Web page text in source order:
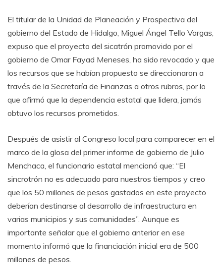
El titular de la Unidad de Planeación y Prospectiva del
gobierno del Estado de Hidalgo, Miguel Ángel Tello Vargas,
expuso que el proyecto del sicatrón promovido por el
gobierno de Omar Fayad Meneses, ha sido revocado y que
los recursos que se habían propuesto se direccionaron a
través de la Secretaría de Finanzas a otros rubros, por lo
que afirmó que la dependencia estatal que lidera, jamás
obtuvo los recursos prometidos.
Después de asistir al Congreso local para comparecer en el
marco de la glosa del primer informe de gobierno de Julio
Menchaca, el funcionario estatal mencionó que: “El
sincrotrón no es adecuado para nuestros tiempos y creo
que los 50 millones de pesos gastados en este proyecto
deberían destinarse al desarrollo de infraestructura en
varias municipios y sus comunidades”. Aunque es
importante señalar que el gobierno anterior en ese
momento informó que la financiación inicial era de 500
millones de pesos.